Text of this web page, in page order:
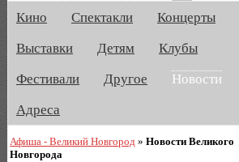
Кино Спектакли
Концерты
Выставки
Детям
Клубы
Фестивали
Другое
Новости
Адреса
Афиша - Великий Новгород »Новости Великого
Новгорода